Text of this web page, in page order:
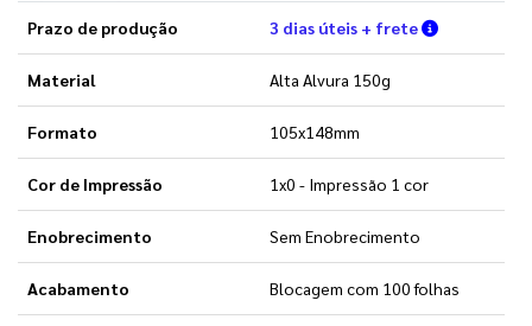
Prazo de produção 3 dias úteis + frete Verifique
Material Alta Alvura 150g
Formato 105x148mm
Cor de Impressão 1x0 - Impressão 1 cor
Enobrecimento Sem Enobrecimento
Acabamento Blocagem com 100 folhas